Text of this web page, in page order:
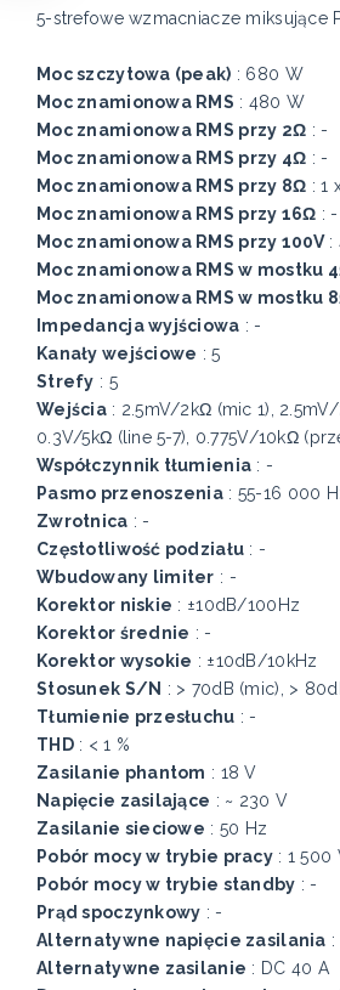
5-strefowe wzmacniacze miksujące
Moc szczytowa (peak) : 680 W
Moc znamionowa RMS : 480 W
Moc znamionowa RMS przy 2Ω : -
Moc znamionowa RMS przy 4Ω : -
Moc znamionowa RMS przy 8Ω : 1
Moc znamionowa RMS przy 16Ω : -
Moc znamionowa RMS przy 100V:
Moc znamionowa RMS w mostku
Moc znamionowa RMS w mostku
Impedancja wyjściowa : -
Kanały wejściowe : 5
Strefy : 5
Wejścia: 2.5mV/2kΩ (mic 1),
0.3V/5kΩ (line 5-7), 0.775V/10kΩ
Współczynnik tłumienia : -
Pasmo przenoszenia : 55-16 000
Zwrotnica : -
Częstotliwość podziału : -
Wbudowany limiter : -
Korektor niskie : ±10dB/100Hz
Korektor średnie : -
Korektor wysokie : ±10dB/10kHz
Stosunek S/N : > 70dB (mic), >
Tłumienie przesłuchu : -
THD: < 1 %
Zasilanie phantom : 18 V
Napięcie zasilające : ~ 230 V
Zasilanie sieciowe : 50 Hz
Pobór mocy w trybie pracy : 1 500
Pobór mocy w trybie standby : -
Prąd spoczynkowy : -
Alternatywne napięcie zasilania
Alternatywne zasilanie : DC 40 A